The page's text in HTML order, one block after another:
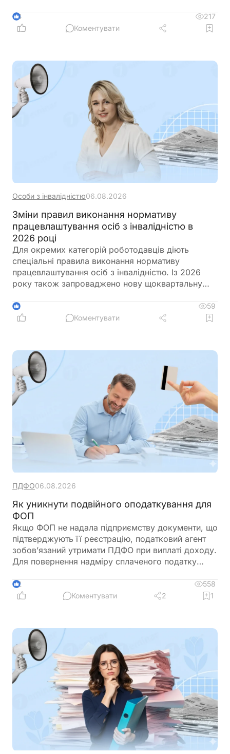
ветеранів з інвалідністю, уточнити вимоги до
документів та умов оплати праці, а також
4
217
Коментувати
Особи з інвалідністю06.08.2026
Зміни правил виконання нормативу
працевлаштування осіб з інвалідністю в
2026 році
Для окремих категорій роботодавців діють
спеціальні правила виконання нормативу
працевлаштування осіб з інвалідністю. Із 2026
року також запроваджено нову щоквартальну
внеску у разі невиконання нормативу
1
59
Коментувати
ПДФО06.08.2026
Як уникнути подвійного оподаткування для
ФОП
Якщо ФОП не надала підприємству документи, що
підтверджують її реєстрацію, податковий агент
зобов’язаний утримати ПДФО при виплаті доходу.
Для повернення надміру сплаченого податку
доходи, де відображає отриманий дохід та
утриманий податок. Податкова служба, після
2
558
Коментувати
2 1